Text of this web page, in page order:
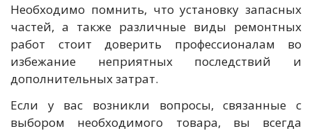
Необходимо помнить, что установку запасных
частей, а также различные виды ремонтных
работ стоит доверить профессионалам во
избежание неприятных последствий и
дополнительных затрат.
Если у вас возникли вопросы, связанные с
выбором необходимого товара, вы всегда